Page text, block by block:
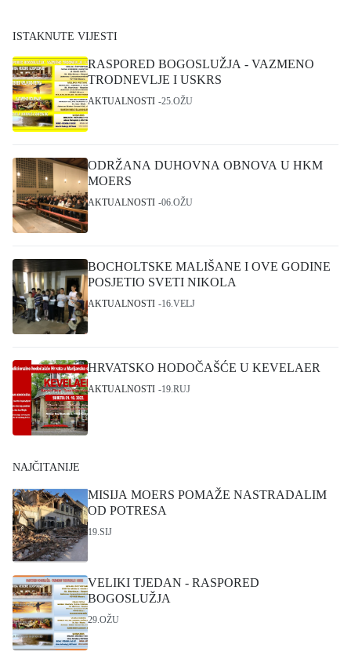
ISTAKNUTE VIJESTI
RASPORED BOGOSLUŽJA - VAZMENO
TRODNEVLJE I USKRS
AKTUALNOSTI 25.OŽU
ODRŽANA DUHOVNA OBNOVA U HKM
MOERS
AKTUALNOSTI 06.OŽU
BOCHOLTSKE MALIŠANE I OVE GODINE
POSJETIO SVETI NIKOLA
AKTUALNOSTI 16.VELJ
HRVATSKO HODOČAŠĆE U KEVELAER
AKTUALNOSTI 19.RUJ
NAJČITANIJE
MISIJA MOERS POMAŽE NASTRADALIM
OD POTRESA
19.SIJ
VELIKI TJEDAN - RASPORED
BOGOSLUŽJA
29.OŽU